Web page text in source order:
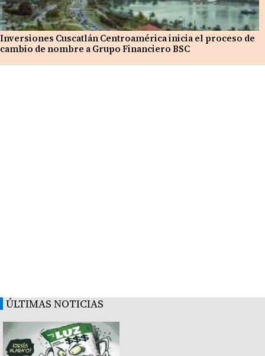
Inversiones Cuscatlán Centroamérica inicia el proceso de
cambio de nombre a Grupo Financiero BSC
ÚLTIMAS NOTICIAS